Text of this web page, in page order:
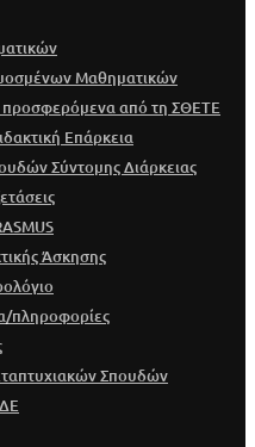
Μαθηματικών
από τη ΣΘΕΤΕ
Επάρκεια
Σύντομης Διάρκειας
Άσκησης
πληροφορίες
Σπουδών